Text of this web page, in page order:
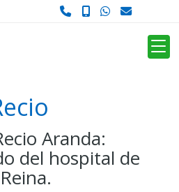
Aranda:
del hospital de